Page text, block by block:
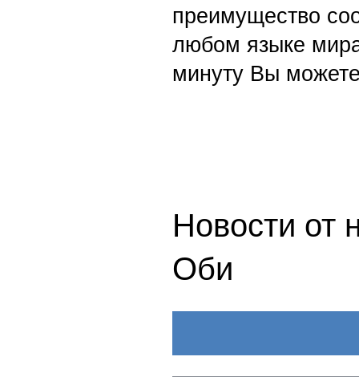
преимущество
любом языке
минуту Вы
Новости от
Оби